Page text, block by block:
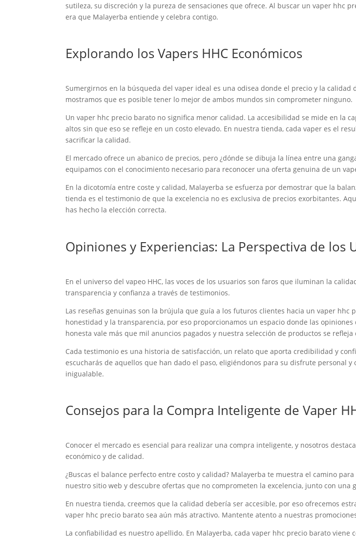
sutileza, su discreción y la pureza de sensaciones que ofrece. Al buscar un vaper hhc
era que Malayerba entiende y celebra contigo.
Explorando los Vapers HHC Económicos
Sumergirnos en la búsqueda del vaper ideal es una odisea donde el precio y la
mostramos que es posible tener lo mejor de ambos mundos sin comprometer ninguno.
Un vaper hhc precio barato no significa menor calidad. La accesibilidad se mide en la
altos sin que eso se refleje en un costo elevado. En nuestra tienda, cada vaper es el
sacrificar la calidad.
El mercado ofrece un abanico de precios, pero ¿dónde se dibuja la línea entre una
equipamos con el conocimiento necesario para reconocer una oferta genuina de un
En la dicotomía entre coste y calidad, Malayerba se esfuerza por demostrar que la
tienda es el testimonio de que la excelencia no es exclusiva de precios exorbitantes.
has hecho la elección correcta.
Opiniones y Experiencias: La Perspectiva de los
En el universo del vapeo HHC, las voces de los usuarios son faros que iluminan la
transparencia y confianza a través de testimonios.
Las reseñas genuinas son la brújula que guía a los futuros clientes hacia un vaper hhc
honestidad y la transparencia, por eso proporcionamos un espacio donde las
honesta vale más que mil anuncios pagados y nuestra selección de productos se
Cada testimonio es una historia de satisfacción, un relato que aporta credibilidad y
escucharás de aquellos que han dado el paso, eligiéndonos para su disfrute personal
inigualable.
Consejos para la Compra Inteligente de Vaper
Conocer el mercado es esencial para realizar una compra inteligente, y nosotros
económico y de calidad.
¿Buscas el balance perfecto entre costo y calidad? Malayerba te muestra el camino
nuestro sitio web y descubre ofertas que no comprometen la excelencia, junto con
En nuestra tienda, creemos que la calidad debería ser accesible, por eso ofrecemos
vaper hhc precio barato sea aún más atractivo. Mantente atento a nuestras
La confiabilidad es nuestro apellido. En Malayerba, cada vaper hhc precio barato